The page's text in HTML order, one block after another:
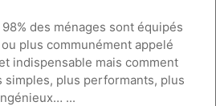
des ménages sont équipés
plus communément appelé
indispensable mais comment
plus performants, plus
...